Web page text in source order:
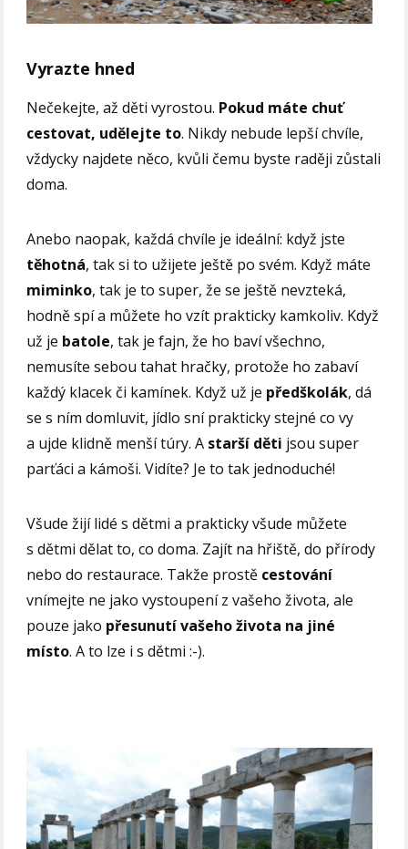
Vyrazte hned
Nečekejte, až děti vyrostou. Pokud máte chuť
cestovat, udělejte to. Nikdy nebude lepší chvíle,
vždycky najdete něco, kvůli čemu byste raději zůstali
doma.
Anebo naopak, každá chvíle je ideální: když jste
těhotná, tak si to užijete ještě po svém. Když máte
miminko, tak je to super, že se ještě nevzteká,
hodně spí a můžete ho vzít prakticky kamkoliv. Když
už je batole, tak je fajn, že ho baví všechno,
nemusíte sebou tahat hračky, protože ho zabaví
každý klacek či kamínek. Když už je předškolák, dá
se s ním domluvit, jídlo sní prakticky stejné co vy
a ujde klidně menší túry. A starší děti jsou super
parťáci a kámoši. Vidíte? Je to tak jednoduché!
Všude žijí lidé s dětmi a prakticky všude můžete
s dětmi dělat to, co doma. Zajít na hřiště, do přírody
nebo do restaurace. Takže prostě cestování
vnímejte ne jako vystoupení z vašeho života, ale
pouze jako přesunutí vašeho života na jiné
místo. A to lze i s dětmi :-).